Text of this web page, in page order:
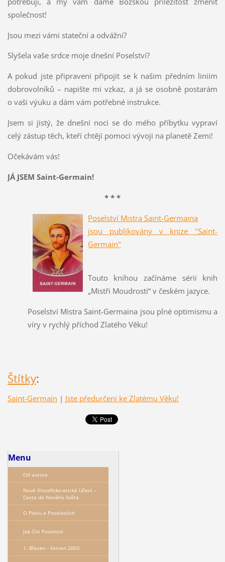
společnost!
Jsou mezi vámi stateční a odvážní?
Slyšela vaše srdce moje dnešní Poselství?
A pokud jste připraveni připojit se k našim předním liniím
dobrovolníků – napište mi vzkaz, a já se osobně postarám
o vaši výuku a dám vám potřebné instrukce.
Jsem si jistý, že dnešní noci se do mého příbytku vypraví
celý zástup těch, kteří chtějí pomoci vývoji na planetě Zemi!
Očekávám vás!
JÁ JSEM Saint-Germain!
* * *
Poselství Mistra Saint-Germaina
jsou publikovány v knize "Saint-
Germain"
Touto knihou začínáme sérii knih
„Mistři Moudrosti“ v českém jazyce.
Poselství Mistra Saint-Germaina jsou plné optimismu a
víry v rychlý příchod Zlatého Věku!
Štítky:
Saint-Germain | Jste předurčeni ke Zlatému Věku!
Menu
Od autora
Nové filozoficko-etické Učení –
Сesta do Nového Světa
O Poslu a Poselstvích
Jak číst Poselství
1. Březen - červen 2005